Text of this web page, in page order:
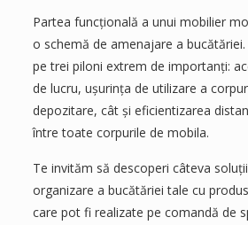
Partea funcțională a unui mobilier
o schemă de amenajare a
pe trei piloni extrem de importanți:
de lucru, ușurința de utilizare a
depozitare, cât și eficientizarea
între toate corpurile de mobila.
Te invităm să descoperi câteva
organizare a bucătăriei tale cu
care pot fi realizate pe comandă de